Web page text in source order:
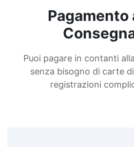
Pagamento
Puoi pagare in contanti
senza bisogno di carte
registrazioni